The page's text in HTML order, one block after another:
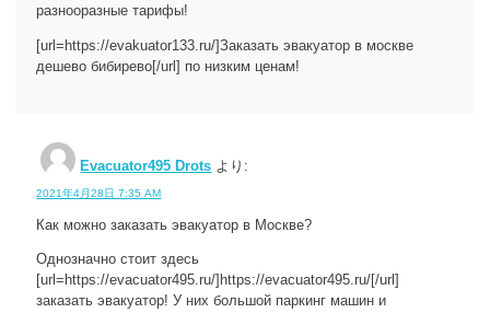
разнооразные тарифы!
[url=https://evakuator133.ru/]Заказать эвакуатор в москве
дешево бибирево[/url] по низким ценам!
Evacuator495 Drots より:
2021年4月28日 7:35 AM
Как можно заказать эвакуатор в Москве?
Однозначно стоит здесь
[url=https://evacuator495.ru/]https://evacuator495.ru/[/url]
заказать эвакуатор! У них большой паркинг машин и